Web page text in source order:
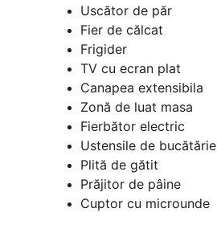
Uscător de păr
Fier de călcat
Frigider
TV cu ecran plat
Canapea extensibila
Zonă de luat masa
Fierbător electric
Ustensile de bucătărie
Plită de gătit
Prăjitor de pâine
Cuptor cu microunde